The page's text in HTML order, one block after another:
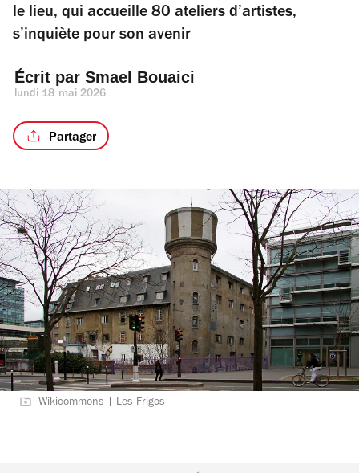
le lieu, qui accueille 80 ateliers d’artistes,
s’inquiète pour son avenir
Écrit par Smael Bouaici
lundi 18 mai 2026
Partager
Wikicommons | Les Frigos